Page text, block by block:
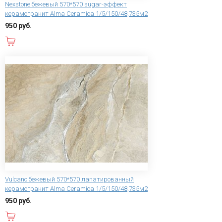
Nexstone бежевый 570*570 sugar-эффект
керамогранит Alma Ceramica 1/5/150/48,735м2
950 руб.
Vulcano бежевый 570*570 лапатированный
керамогранит Alma Ceramica 1/5/150/48,735м2
950 руб.